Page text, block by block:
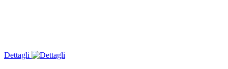
Dettagli